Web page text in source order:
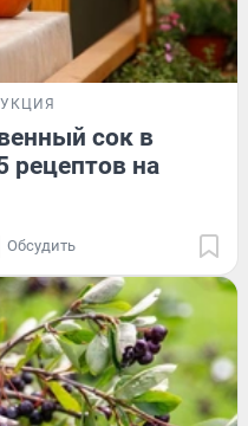
сок в
рецептов на
Обсудить